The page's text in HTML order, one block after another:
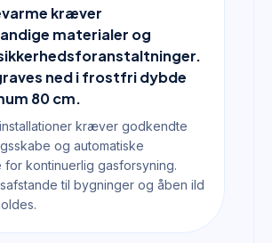
kræver
materialer og
ned i frostfri dybde
80 cm.
kræver godkendte
og automatiske
for kontinuerlig gasforsyning.
til bygninger og åben ild